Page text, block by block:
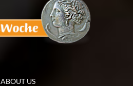
ABOUT US